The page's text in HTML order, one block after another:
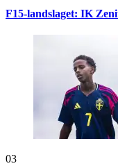
F15-landslaget: IK
03